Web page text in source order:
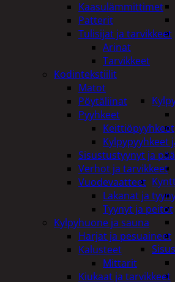
Kaasulämmittimet
Patterit
Tulisijat ja tarvikkeet
Arinat
Tarvikkeet
Kodintekstiilit
Matot
Pöytäliinat
Pyyhkeet
Keittiöpyyhkeet
Kylpypyyhkeet
Sisustustyynyt ja
Verhot ja tarvikkeet
Vuodevaatteet
Lakanat ja
Tyynyt ja peitot
Kylpyhuone ja sauna
Harjat ja pesuaineet
Kalusteet
Mittarit
Kiukaat ja tarvikkeet